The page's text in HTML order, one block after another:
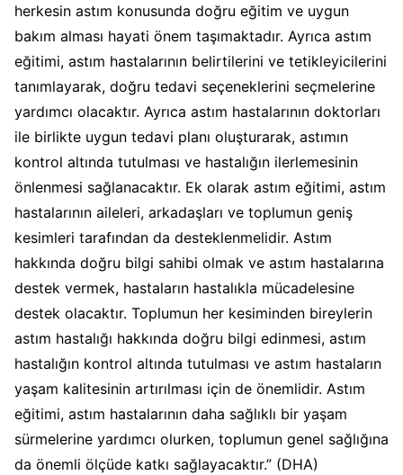
herkesin astım konusunda doğru eğitim ve uygun
bakım alması hayati önem taşımaktadır. Ayrıca astım
eğitimi, astım hastalarının belirtilerini ve tetikleyicilerini
tanımlayarak, doğru tedavi seçeneklerini seçmelerine
yardımcı olacaktır. Ayrıca astım hastalarının doktorları
ile birlikte uygun tedavi planı oluşturarak, astımın
kontrol altında tutulması ve hastalığın ilerlemesinin
önlenmesi sağlanacaktır. Ek olarak astım eğitimi, astım
hastalarının aileleri, arkadaşları ve toplumun geniş
kesimleri tarafından da desteklenmelidir. Astım
hakkında doğru bilgi sahibi olmak ve astım hastalarına
destek vermek, hastaların hastalıkla mücadelesine
destek olacaktır. Toplumun her kesiminden bireylerin
astım hastalığı hakkında doğru bilgi edinmesi, astım
hastalığın kontrol altında tutulması ve astım hastaların
yaşam kalitesinin artırılması için de önemlidir. Astım
eğitimi, astım hastalarının daha sağlıklı bir yaşam
sürmelerine yardımcı olurken, toplumun genel sağlığına
da önemli ölçüde katkı sağlayacaktır.” (DHA)